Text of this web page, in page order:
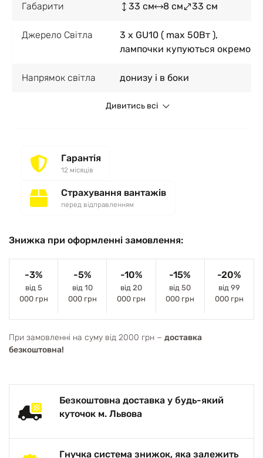
Габарити 33 см 8 см 33 см
Джерело Світла
3 x GU10 ( max 50Вт ),
лампочки купуються окремо
Напрямок світла донизу і в боки
Дивитись всі
Гарантія
12 місяців
Страхування вантажів
перед відправленням
Знижка при оформленні замовлення:
-3%
від 5
000 грн
-5%
від 10
000 грн
-10%
від 20
000 грн
-15%
від 50
000 грн
-20%
від 99
000 грн
При замовленні на суму від 2000 грн − доставка
безкоштовна!
Безкоштовна доставка у будь-який
куточок м. Львова
Гнучка система знижок, яка залежить